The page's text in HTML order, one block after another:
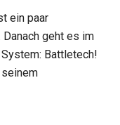
ein paar
geht es im
Battletech!